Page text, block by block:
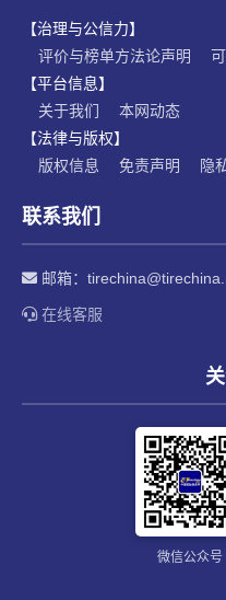
【治理与公信力】
评价与榜单方法论声明
【平台信息】
关于我们
本网动态
【法律与版权】
版权信息
免责声明 隐
联系我们
邮箱：
在线客服
微信公众号